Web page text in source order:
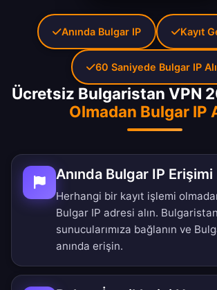
Ücretsiz Bulgaristan VPN
Olmadan Bulgar IP
Anında Bulgar IP Erişimi
Herhangi bir kayıt işlemi
Bulgar IP adresi alın. Bulgaristan
sunucularımıza bağlanın ve
anında erişin.
Anında Bulgar IP Kayıt
60 Saniyede Bulgar IP